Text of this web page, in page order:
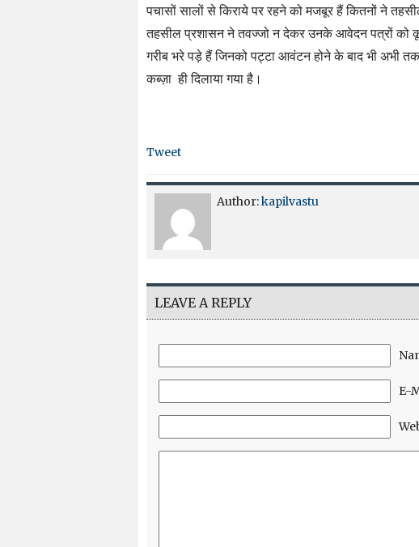
पचासों सालों से किराये पर रहने को मजबूर हैं कितनों ने
तहसील प्रशासन ने तवज्जो न देकर उनके आवेदन पत्रों को
गरीब भरे पड़े हैं जिनको पट्टा आवंटन होने के बाद भी अभी
कब्ज़ा ही दिलाया गया है।
Tweet
Author:kapilvastu
LEAVE A REPLY
E-